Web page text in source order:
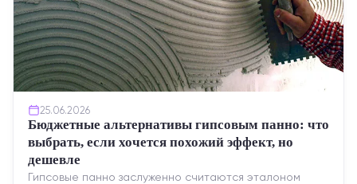
25.06.2026
Бюджетные альтернативы гипсовым панно: что
выбрать, если хочется похожий эффект, но
дешевле
Гипсовые панно заслуженно считаются эталоном